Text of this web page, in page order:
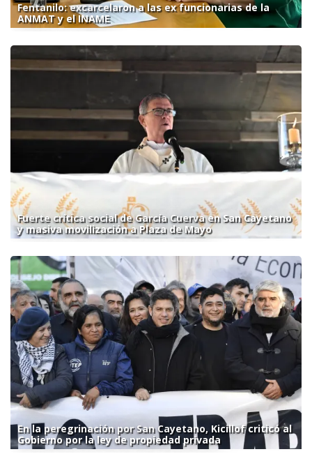
Fentanilo: excarcelaron a las ex funcionarias de la
ANMAT y el INAME
Fuerte crítica social de García Cuerva en San Cayetano
y masiva movilización a Plaza de Mayo
En la peregrinación por San Cayetano, Kicillof criticó al
Gobierno por la ley de propiedad privada